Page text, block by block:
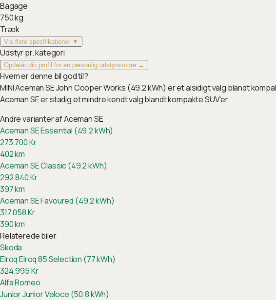
Bagage
750kg
Træk
Vis flere specifikationer ▼
Udstyr pr. kategori
Opdatér din profil for en personlig udstyrsscore →
Hvem er denne bil god til?
MINI Aceman SE John Cooper Works (49.2 kWh) er et alsidigt valg blandt
Aceman SE er stadig et mindre kendt valg blandt kompakte SUV'er.
Andre varianter afAceman SE
Aceman SE Essential (49.2 kWh)
273.700Kr
402km
Aceman SE Classic (49.2 kWh)
292.840Kr
397km
Aceman SE Favoured (49.2 kWh)
317.058Kr
390km
Relaterede biler
Skoda
ElroqElroq 85 Selection (77 kWh)
324.995Kr
Alfa Romeo
JuniorJunior Veloce (50.8 kWh)